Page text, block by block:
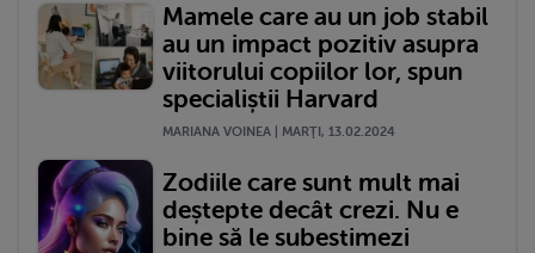
Mamele care au un job stabil
au un impact pozitiv asupra
viitorului copiilor lor, spun
specialiștii Harvard
MARIANA VOINEA | MARŢI, 13.02.2024
Zodiile care sunt mult mai
deștepte decât crezi. Nu e
bine să le subestimezi